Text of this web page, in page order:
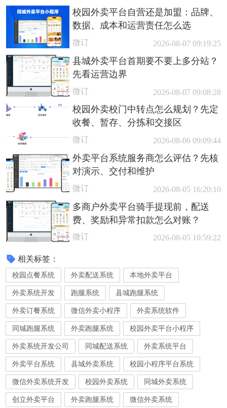
校园外卖平台自营还是加盟：品牌、
数据、成本和运营责任怎么选
微订 2026-08-07 09:19:25
县城外卖平台首期要不要上多分站？
先看运营边界
微订 2026-08-07 09:08:28
校园外卖校门中转点怎么规划？先定
收餐、暂存、分拣和交接区
微订 2026-08-06 09:09:44
外卖平台系统服务商怎么评估？先核
对演示、交付和维护
微订 2026-08-05 16:20:10
多商户外卖平台骑手提现前，配送
费、奖励和异常扣款怎么对账？
微订 2026-08-05 10:59:22
相关标签：
校园点餐系统 外卖配送系统 本地外卖平台
外卖系统开发 跑腿系统 县城跑腿系统
外卖订餐系统 微信外卖小程序 外卖系统软件
同城跑腿系统 外卖跑腿系统 校园外卖平台小程序
外卖系统开发公司 同城配送系统 外卖系统平台
外卖平台系统 县城外卖系统 校园小程序平台系统
微信外卖系统开发 校园外卖系统 同城外卖系统
创立外卖平台 外卖跑腿系统 微信外卖系统